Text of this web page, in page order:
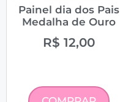
Painel dia dos Pais
Medalha de Ouro
R$ 12,00